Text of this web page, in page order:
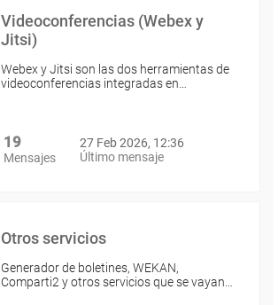
Videoconferencias (Webex y
Jitsi)
Webex y Jitsi son las dos herramientas de
videoconferencias integradas en…
19
Mensajes
27 Feb 2026, 12:36
Último mensaje
Otros servicios
Generador de boletines, WEKAN,
Comparti2 y otros servicios que se vayan…